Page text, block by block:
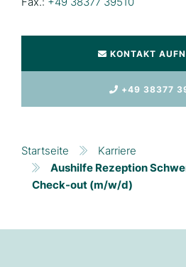
KONTAKT
+49 38377
Startseite
Karriere
Aushilfe Rezeption
Check-out (m/w/d)